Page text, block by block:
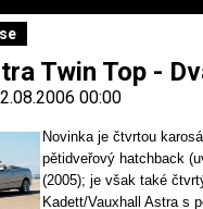
Twin Top -
00:00
Novinka je čtvrtou
pětidveřový hatchback
(2005); je však také
Kadett/Vauxhall Astra s